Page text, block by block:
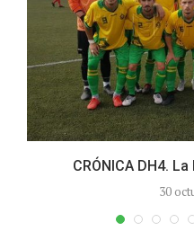
CRÓNICA DH4.
30